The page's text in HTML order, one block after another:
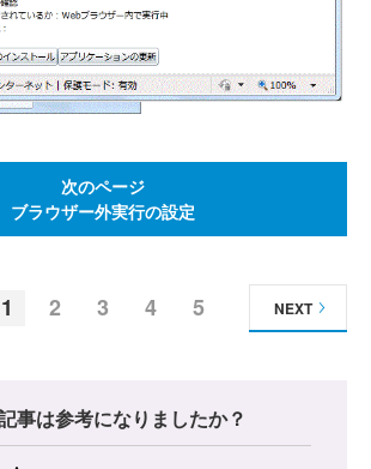
次のページ
ブラウザー外実行の設定
1 2 3 4 5 NEXT
事は参考になりましたか？